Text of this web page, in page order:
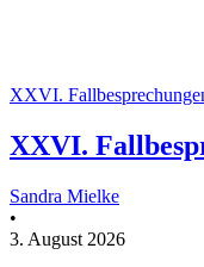
XXVI.
XXVI.
Sandra Mielke
•
3. August 2026